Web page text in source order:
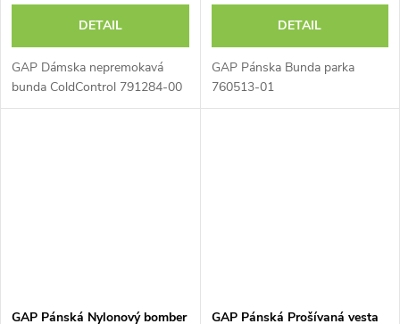
DETAIL
GAP Dámska nepremokavá
bunda ColdControl 791284-00
DETAIL
GAP Pánska Bunda parka
760513-01
GAP Pánská Nylonový bomber GAP Pánská Prošívaná vesta